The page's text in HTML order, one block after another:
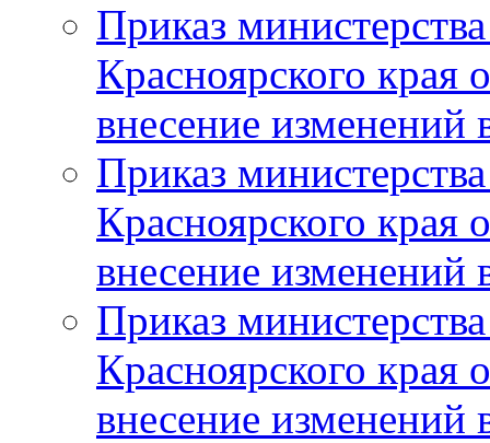
Приказ
Красноярского
внесение изменений
Приказ
Красноярского
внесение изменений
Приказ
Красноярского
внесение изменений